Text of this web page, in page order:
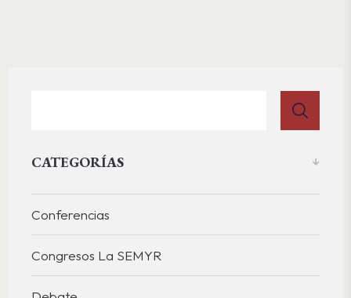
CATEGORÍAS
Conferencias
Congresos La SEMYR